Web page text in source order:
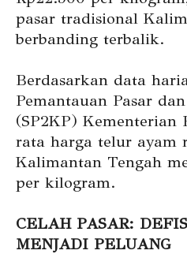
pasar tradisional
berbanding terbalik.
Berdasarkan data
Pemantauan Pasar
(SP2KP) Kementerian
rata harga telur ayam
Kalimantan Tengah
per kilogram.
CELAH PASAR:
MENJADI PELUANG